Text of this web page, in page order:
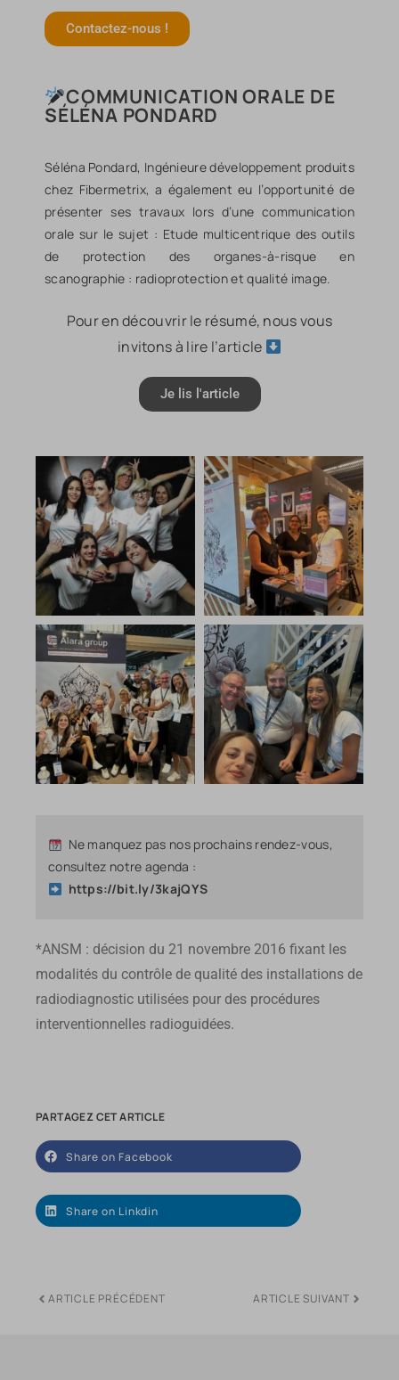
Contactez-nous !
COMMUNICATION ORALE DE
SÉLÉNA PONDARD
Séléna Pondard, Ingénieure développement produits
chez Fibermetrix, a également eu l’opportunité de
présenter ses travaux lors d’une communication
orale sur le sujet : Etude multicentrique des outils
de protection des organes-à-risque en
scanographie : radioprotection et qualité image.
Pour en découvrir le résumé, nous vous
invitons à lire l’article
Je lis l'article
Ne manquez pas nos prochains rendez-vous,
consultez notre agenda :
https://bit.ly/3kajQYS
*ANSM : décision du 21 novembre 2016 fixant les
modalités du contrôle de qualité des installations de
radiodiagnostic utilisées pour des procédures
interventionnelles radioguidées.
PARTAGEZ CET ARTICLE
Share on Facebook
Share on Linkdin
ARTICLE PRÉCÉDENT ARTICLE SUIVANT